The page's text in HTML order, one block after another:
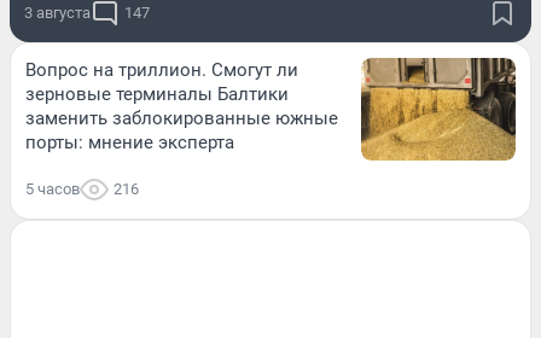
3 августа 147
Вопрос на триллион. Смогут ли
зерновые терминалы Балтики
заменить заблокированные южные
порты: мнение эксперта
5 часов 216